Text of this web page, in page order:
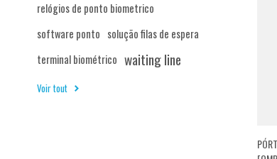
relógios de ponto biometrico
software ponto solução filas de espera
terminal biométrico waiting line
Voir tout